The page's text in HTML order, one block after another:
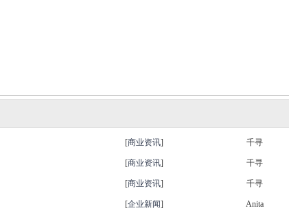
[商业资讯] 千寻
[商业资讯] 千寻
[商业资讯] 千寻
[企业新闻] Anita